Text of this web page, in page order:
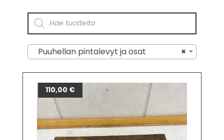
×
Puuhellan pintalevyt ja osat
110,00 €